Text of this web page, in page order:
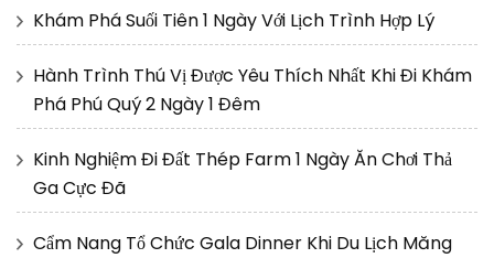
Khám Phá Suối Tiên 1 Ngày Với Lịch Trình Hợp Lý
Hành Trình Thú Vị Được Yêu Thích Nhất Khi Đi Khám
Phá Phú Quý 2 Ngày 1 Đêm
Kinh Nghiệm Đi Đất Thép Farm 1 Ngày Ăn Chơi Thả
Ga Cực Đã
Cẩm Nang Tổ Chức Gala Dinner Khi Du Lịch Măng